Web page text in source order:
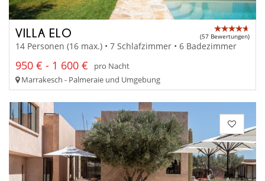
VILLA ELO (57 Bewertungen)
14 Personen (16 max.) • 7 Schlafzimmer • 6 Badezimmer
950 € - 1 600 €
pro Nacht
Marrakesch - Palmeraie und Umgebung